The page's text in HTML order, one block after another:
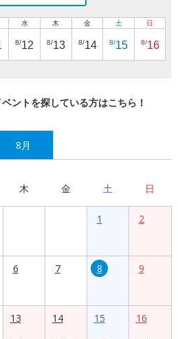
水
8/12
木
8/13
金
8/14
土
8/15
日
8/16
ントを探している方はこちら！
8月
木 金 土 日
1 2
6 7 8 9
13
14
15
16